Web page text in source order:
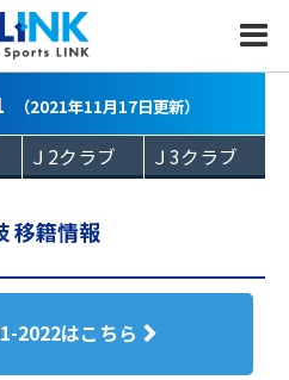
（2021年11月17日更新）
移籍情報
2022はこちら